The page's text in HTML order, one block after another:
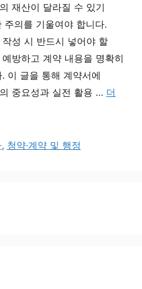
재산이 달라질 수 있기
의를 기울여야 합니다.
성 시 반드시 넣어야 할
방하고 계약 내용을 명확히
이 글을 통해 계약서에
중요성과 실전 활용 … 더
, 청약·계약 및 행정